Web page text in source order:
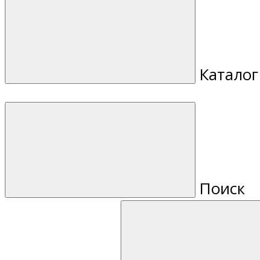
Каталог
Поиск